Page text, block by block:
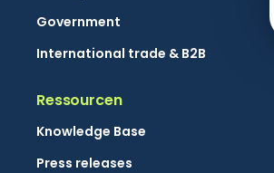
Government
International trade & B2B
Ressourcen
Knowledge Base
Press releases